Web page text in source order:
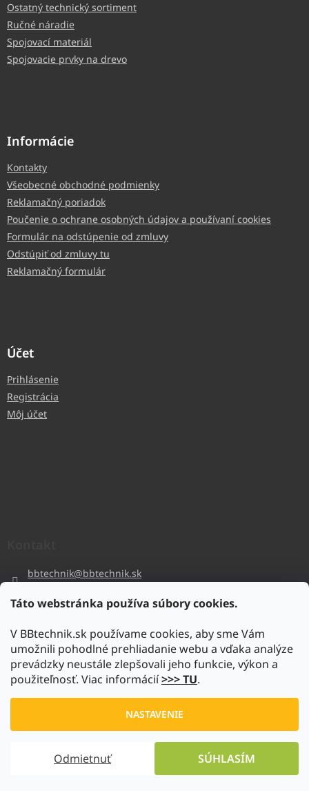
Táto webstránka používa súbory cookies.
V BBtechnik.sk používame cookies, aby sme Vám
umožnili pohodlné prehliadanie webu a vďaka analýze
prevádzky neustále zlepšovali jeho funkcie, výkon a
použiteľnosť. Viac informácií>>> TU.
NASTAVENIE
Odmietnuť SÚHLASÍM
Ostatný technický sortiment
Ručné náradie
Spojovací materiál
Spojovacie prvky na drevo
Informácie
Kontakty
Všeobecné obchodné podmienky
Reklamačný poriadok
Poučenie o ochrane osobných údajov a používaní cookies
Formulár na odstúpenie od zmluvy
Odstúpiť od zmluvy tu
Reklamačný formulár
Účet
Prihlásenie
Registrácia
Môj účet
bbtechnik@bbtechnik.sk
bbtechnik
https://www.youtube.com/@bb-techniks.r.o.7746
www.bbtechnik.sk. Všetky práva vyhradené.
Upraviť nastavenie cookies